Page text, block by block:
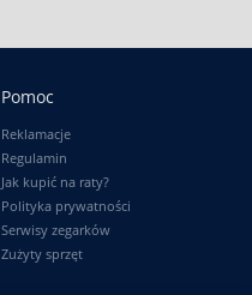
Pomoc
Reklamacje
Regulamin
Jak kupić na raty?
Polityka prywatności
Serwisy zegarków
Zużyty sprzęt